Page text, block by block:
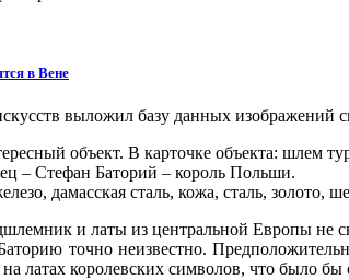
в Вене
выложил базу данных изображений
объект. В карточке объекта: шлем
– Стефан Баторий – король Польши.
дамасская сталь, кожа, сталь, золото,
и латы из центральной Европы не
точно неизвестно.
латах королевских символов, что было